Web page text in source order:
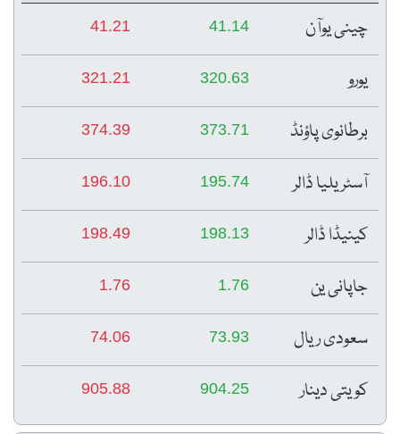
چینی یوآن
41.14
41.21
یورو 320.63
321.21
برطانوی پاؤنڈ 373.71
374.39
آسٹریلیا ڈالر 195.74
196.10
کینیڈا ڈالر 198.13
198.49
جاپانی ین 1.76
1.76
سعودی ریال 73.93
74.06
کویتی دینار 904.25
905.88